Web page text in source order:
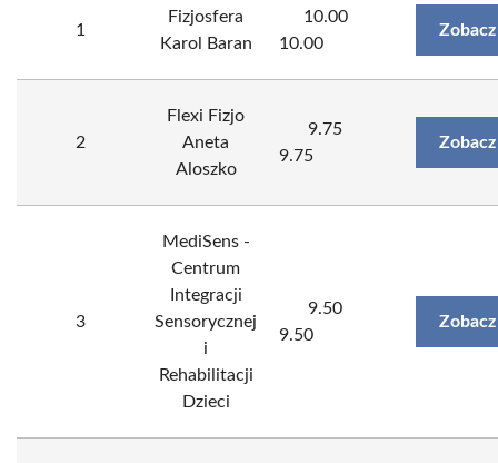
1
Fizjosfera
Karol Baran
10.00
10.00
2
Flexi Fizjo
Aneta
Aloszko
9.75
9.75
3
MediSens -
Centrum
Integracji
Sensorycznej
i
Rehabilitacji
Dzieci
9.50
9.50